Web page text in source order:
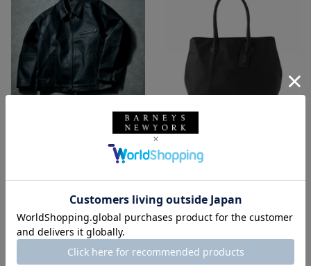
BARNEYS NEW YORK by ANC
BARNEYS NEW YORK
¥47,300